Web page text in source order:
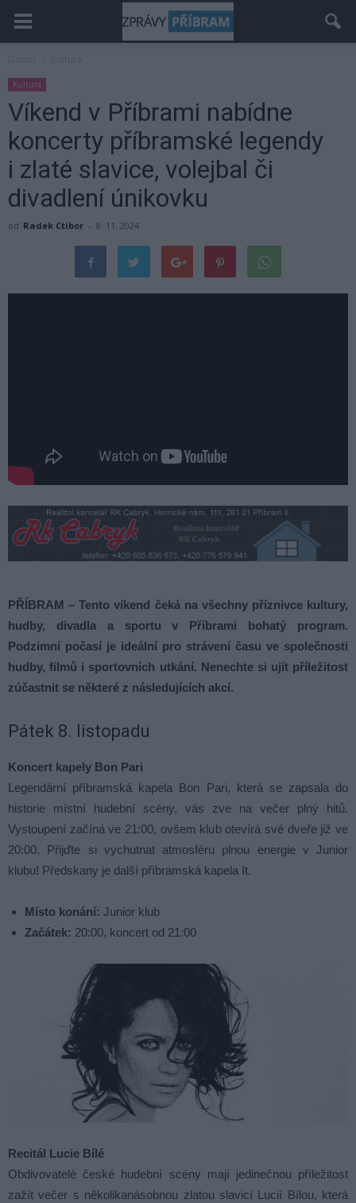
Kultura
Víkend v Příbrami nabídne
koncerty příbramské legendy
i zlaté slavice, volejbal či
divadlení únikovku
od Radek Ctibor - 8. 11. 2024
PŘÍBRAM – Tento víkend čeká na všechny příznivce kultury,
hudby, divadla a sportu v Příbrami bohatý program.
Podzimní počasí je ideální pro strávení času ve společnosti
hudby, filmů i sportovních utkání. Nenechte si ujít příležitost
zúčastnit se některé z následujících akcí.
Pátek 8. listopadu
Koncert kapely Bon Pari
Legendární příbramská kapela Bon Pari, která se zapsala do
historie místní hudební scény, vás zve na večer plný hitů.
Vystoupení začíná ve 21:00, ovšem klub otevírá své dveře již ve
20:00. Přijďte si vychutnat atmosféru plnou energie v Junior
klubu! Předskany je další příbramská kapela It.
Místo konání: Junior klub
Začátek: 20:00, koncert od 21:00
Recitál Lucie Bílé
Obdivovatelé české hudební scény mají jedinečnou příležitost
zažít večer s několikanásobnou zlatou slavicí Lucií Bílou, která